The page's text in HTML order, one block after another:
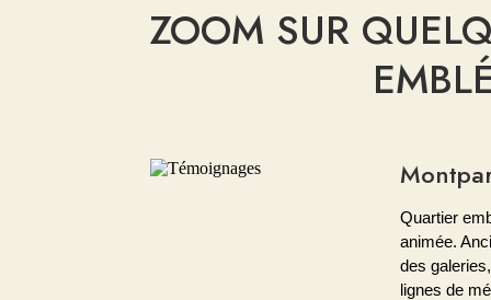
ZOOM SUR
Quartier
animée.
des
lignes de